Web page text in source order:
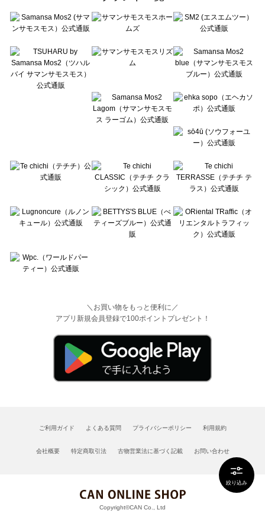
絞り込み
Te chichi（テチチ）の一覧
Te chichi CLASSIC（テチチ クラシック）の一覧
Lugnoncure（ルノンキュール）の一覧
BETTY'S BLUE（べティーズブルー）の一覧
Wpc.（ワールドパーティー）の一覧
＼お買い物をもっと便利に／
アプリ新規会員登録で100ポイントプレゼント！
ご利用ガイド よくある質問 プライバシーポリシー 利用規約
会社概要 特定商取引法 古物営業法に基づく記載 お問い合わせ
Copyright©CAN Co., Ltd